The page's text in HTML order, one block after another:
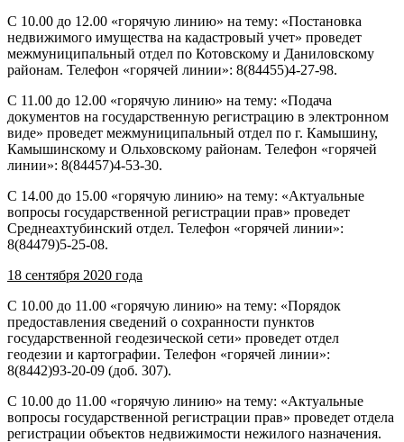
С 10.00 до 12.00 «горячую линию» на тему: «Постановка
недвижимого имущества на кадастровый учет» проведет
межмуниципальный отдел по Котовскому и Даниловскому
районам. Телефон «горячей линии»: 8(84455)4-27-98.
С 11.00 до 12.00 «горячую линию» на тему: «Подача
документов на государственную регистрацию в электронном
виде» проведет межмуниципальный отдел по г. Камышину,
Камышинскому и Ольховскому районам. Телефон «горячей
линии»: 8(84457)4-53-30.
С 14.00 до 15.00 «горячую линию» на тему: «Актуальные
вопросы государственной регистрации прав» проведет
Среднеахтубинский отдел. Телефон «горячей линии»:
8(84479)5-25-08.
18 сентября 2020 года
С 10.00 до 11.00 «горячую линию» на тему: «Порядок
предоставления сведений о сохранности пунктов
государственной геодезической сети» проведет отдел
геодезии и картографии. Телефон «горячей линии»:
8(8442)93-20-09 (доб. 307).
С 10.00 до 11.00 «горячую линию» на тему: «Актуальные
вопросы государственной регистрации прав» проведет отдела
регистрации объектов недвижимости нежилого назначения.